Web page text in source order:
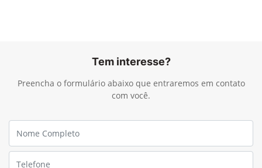
Tem interesse?
Preencha o formulário abaixo que entraremos em contato
com você.